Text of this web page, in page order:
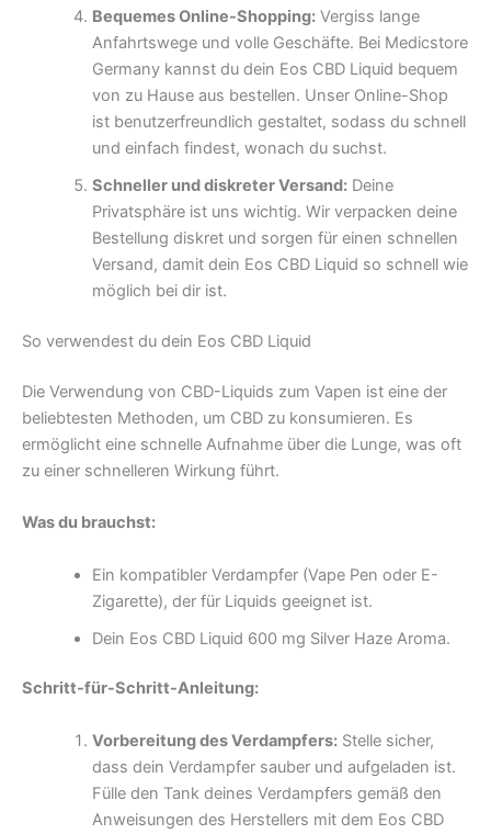
Bequemes Online-Shopping:Vergiss lange
Anfahrtswege und volle Geschäfte. Bei Medicstore
Germany kannst du dein Eos CBD Liquid bequem
von zu Hause aus bestellen. Unser Online-Shop
ist benutzerfreundlich gestaltet, sodass du schnell
und einfach findest, wonach du suchst.
Schneller und diskreter Versand:Deine
Privatsphäre ist uns wichtig. Wir verpacken deine
Bestellung diskret und sorgen für einen schnellen
Versand, damit dein Eos CBD Liquid so schnell wie
möglich bei dir ist.
So verwendest du dein Eos CBD Liquid
Die Verwendung von CBD-Liquids zum Vapen ist eine der
beliebtesten Methoden, um CBD zu konsumieren. Es
ermöglicht eine schnelle Aufnahme über die Lunge, was oft
zu einer schnelleren Wirkung führt.
Was du brauchst:
Ein kompatibler Verdampfer (Vape Pen oder E-
Zigarette), der für Liquids geeignet ist.
Dein Eos CBD Liquid 600 mg Silver Haze Aroma.
Schritt-für-Schritt-Anleitung:
Vorbereitung des Verdampfers:Stelle sicher,
dass dein Verdampfer sauber und aufgeladen ist.
Fülle den Tank deines Verdampfers gemäß den
Anweisungen des Herstellers mit dem Eos CBD